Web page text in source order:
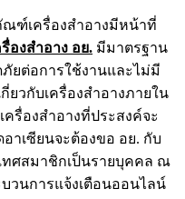
ณฑ์เครื่องสำอางมีหน้าที่
องสำอาง อย. มีมาตรฐาน
ต่อการใช้งานและไม่มี
ยวกับเครื่องสำอางภายใน
รื่องสำอางที่ประสงค์จะ
าเซียนจะต้องขอ อย. กับ
ทศสมาชิกเป็นรายบุคคล ณ
นการแจ้งเตือนออนไลน์